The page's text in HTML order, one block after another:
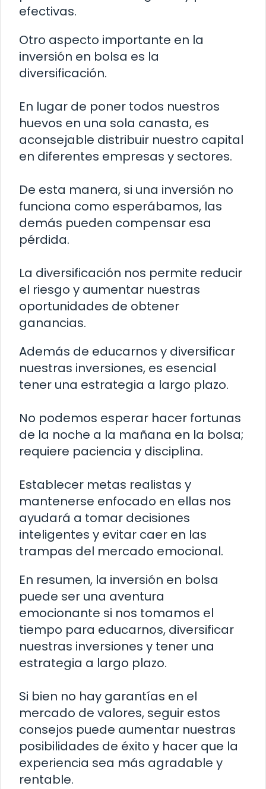
efectivas.
Otro aspecto importante en la
inversión en bolsa es la
diversificación.
En lugar de poner todos nuestros
huevos en una sola canasta, es
aconsejable distribuir nuestro capital
en diferentes empresas y sectores.
De esta manera, si una inversión no
funciona como esperábamos, las
demás pueden compensar esa
pérdida.
La diversificación nos permite reducir
el riesgo y aumentar nuestras
oportunidades de obtener
ganancias.
Además de educarnos y diversificar
nuestras inversiones, es esencial
tener una estrategia a largo plazo.
No podemos esperar hacer fortunas
de la noche a la mañana en la bolsa;
requiere paciencia y disciplina.
Establecer metas realistas y
mantenerse enfocado en ellas nos
ayudará a tomar decisiones
inteligentes y evitar caer en las
trampas del mercado emocional.
En resumen, la inversión en bolsa
puede ser una aventura
emocionante si nos tomamos el
tiempo para educarnos, diversificar
nuestras inversiones y tener una
estrategia a largo plazo.
Si bien no hay garantías en el
mercado de valores, seguir estos
consejos puede aumentar nuestras
posibilidades de éxito y hacer que la
experiencia sea más agradable y
rentable.